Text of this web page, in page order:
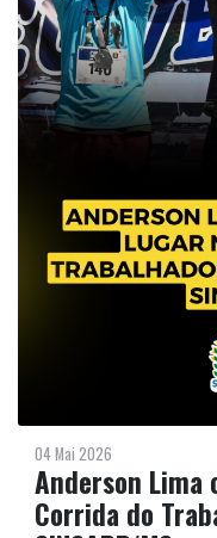
04 Mai 2026
Anderson Lima
Corrida do